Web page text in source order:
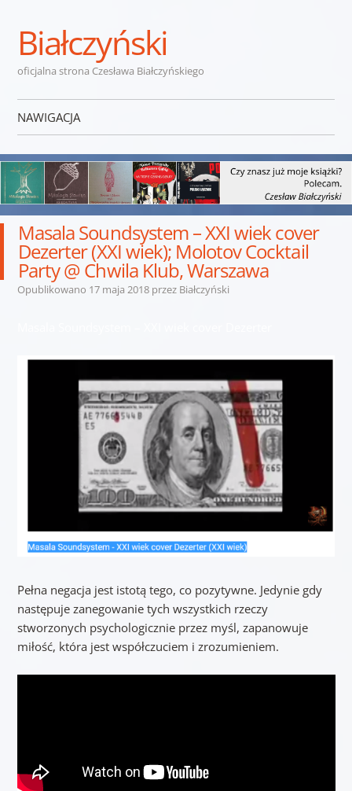
Białczyński
oficjalna strona Czesława Białczyńskiego
NAWIGACJA
Masala Soundsystem – XXI wiek cover
Dezerter (XXI wiek); Molotov Cocktail
Party @ Chwila Klub, Warszawa
Opublikowano 17 maja 2018przez Białczyński
Pełna negacja jest istotą tego, co pozytywne. Jedynie gdy
następuje zanegowanie tych wszystkich rzeczy
stworzonych psychologicznie przez myśl, zapanowuje
miłość, która jest współczuciem i zrozumieniem.